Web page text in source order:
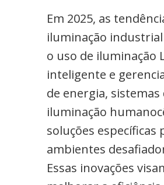
Em 2025, as
iluminação
o uso de iluminação
inteligente e
de energia, sistemas
iluminação
soluções específicas
ambientes
Essas inovações